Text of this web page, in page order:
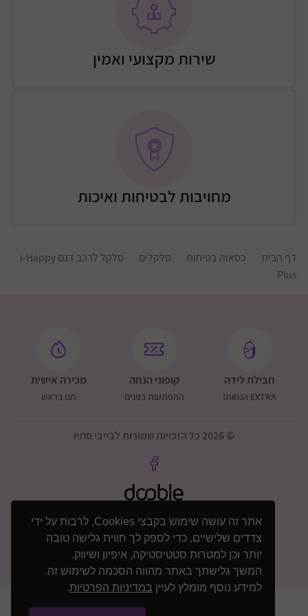
אתר זה עושה שימוש בקבצי Cookies, לרבות על ידי
צדדים שלישיים, כדי לספק לך חווית גלישה טובה
יותר וכן למטרות סטטיסטיקה, איפיון ושיווק.
המשך גלישתך באתר מהווה הסכמה לשימוש זה.
למידע נוסף מומלץ לעיין במדיניות הפרטיות.
מתאים מגיל לידה ועד גיל 15 חודשים/משקל 13 ק"ג
שירות מקצועי ואמין
מחויבות לבטיחות ואיכות
דף הבית כסאות בטיחות סלקלים
סלקל לרכב דגם i-Happy
Plus
חבילת לידה
EXTRA הנחות!
קופוני הנחה
ההפתעות בפנים
מכירה אישית
תנו בראש
© 2026 כל הזכויות שמורות לבייבי סתיו